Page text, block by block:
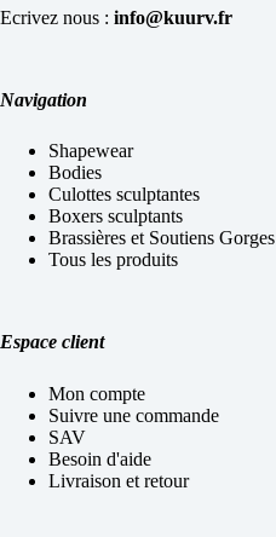
Ecrivez nous : info@kuurv.fr
Navigation
Shapewear
Bodies
Culottes sculptantes
Boxers sculptants
Brassières et Soutiens Gorges
Tous les produits
Espace client
Mon compte
Suivre une commande
SAV
Besoin d'aide
Livraison et retour